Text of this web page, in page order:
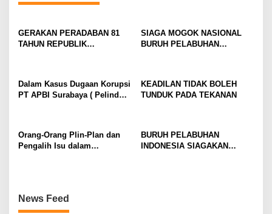
GERAKAN PERADABAN 81
TAHUN REPUBLIK
KEBERANIAN UNTUK
MENCIPTAKANNYA KEMBALI
SIAGA MOGOK NASIONAL
BURUH PELABUHAN
KONSOLIDASI LINTAS
ELEMEN DEWAN BURUH
Dalam Kasus Dugaan Korupsi
PT APBI Surabaya ( Pelindo
Kriminalisasi
KEADILAN TIDAK BOLEH
TUNDUK PADA TEKANAN
Orang-Orang Plin-Plan dan
Pengalih Isu dalam
BURUH PELABUHAN
INDONESIA SIAGAKAN
News Feed